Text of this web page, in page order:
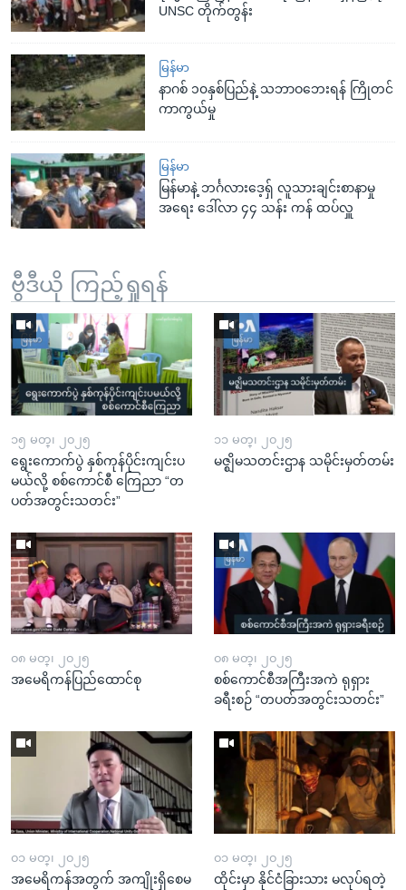
UNSC တိုက်တွန်း
မြန်မာ
နာဂစ် ၁၀နှစ်ပြည်နဲ့ သဘာဝဘေးရန် ကြိုတင်
ကာကွယ်မှု
မြန်မာ
မြန်မာနဲ့ ဘင်္ဂလားဒေ့ရှ် လူသားချင်းစာနာမှု
အရေး ဒေါ်လာ ၄၄ သန်း ကန် ထပ်လှူ
ဗွီဒီယို ကြည့်ရှုရန်
၁၅ မတ္၊ ၂၀၂၅
ရွေးကောက်ပွဲ နှစ်ကုန်ပိုင်းကျင်းပ
မယ်လို့ စစ်ကောင်စီ ကြေညာ “တ
ပတ်အတွင်းသတင်း”
၁၁ မတ္၊ ၂၀၂၅
မဇ္ဈိမသတင်းဌာန သမိုင်းမှတ်တမ်း
၀၈ မတ္၊ ၂၀၂၅
အမေရိကန်ပြည်ထောင်စု
၀၈ မတ္၊ ၂၀၂၅
စစ်ကောင်စီအကြီးအကဲ ရုရှား
ခရီးစဉ် “တပတ်အတွင်းသတင်း”
၀၁ မတ္၊ ၂၀၂၅
အမေရိကန်အတွက် အကျိုးရှိစေမ
၀၁ မတ္၊ ၂၀၂၅
ထိုင်းမှာ နိုင်ငံခြားသား မလုပ်ရတဲ့